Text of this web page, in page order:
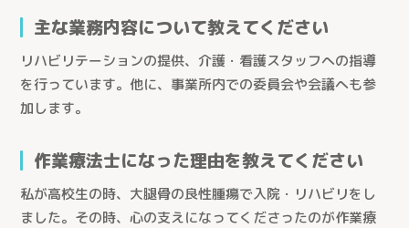
主な業務内容について教えてください
リハビリテーションの提供、介護・看護スタッフへの指導
を行っています。他に、事業所内での委員会や会議へも参
加します。
作業療法士になった理由を教えてください
私が高校生の時、大腿骨の良性腫瘍で入院・リハビリをし
ました。その時、心の支えになってくださったのが作業療